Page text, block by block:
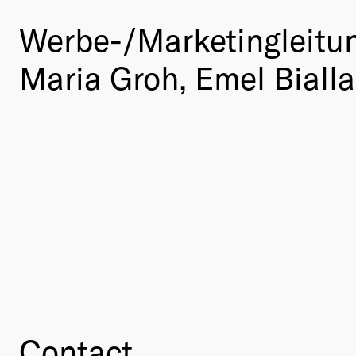
Werbe-/
Maria Groh, Emel